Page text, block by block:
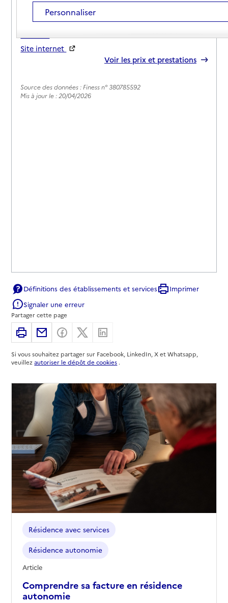
04 74 59 01 92
Site internet
Voir les prix et prestations
Source des données : Finess n° 380785592
Mis à jour le : 20/04/2026
Définitions des établissements et services
Imprimer
Signaler une erreur
Partager cette page
ImprimerPartager par email
Partager sur Facebook
Partager sur X
Si vous souhaitez partager sur Facebook, LinkedIn, X et Whatsapp,
veuillezautoriser le dépôt de cookies .
Comprendre sa facture en résidence
autonomie
Résidence avec services
Résidence autonomie
Article
Personnaliser